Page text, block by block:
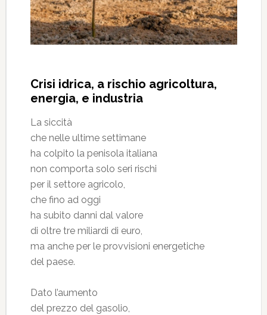
Crisi idrica, a rischio agricoltura,
energia, e industria
La siccità
che nelle ultime settimane
ha colpito la penisola italiana
non comporta solo seri rischi
per il settore agricolo,
che fino ad oggi
ha subito danni dal valore
di oltre tre miliardi di euro,
ma anche per le provvisioni energetiche
del paese.
Dato l’aumento
del prezzo del gasolio,